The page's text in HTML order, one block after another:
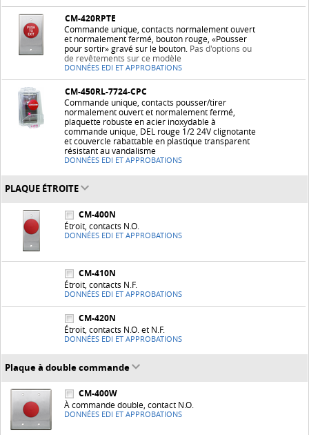
CM-420RPTE
Commande unique, contacts normalement ouvert
et normalement fermé, bouton rouge, «Pousser
pour sortir» gravé sur le bouton. Pas d'options ou
de revêtements sur ce modèle
DONNÉES EDI ET APPROBATIONS
CM-450RL-7724-CPC
Commande unique, contacts pousser/tirer
normalement ouvert et normalement fermé,
plaquette robuste en acier inoxydable à
commande unique, DEL rouge 1/2 24V clignotante
et couvercle rabattable en plastique transparent
résistant au vandalisme
DONNÉES EDI ET APPROBATIONS
PLAQUE ÉTROITE
CM-400N
Étroit, contacts N.O.
DONNÉES EDI ET APPROBATIONS
CM-410N
Étroit, contacts N.F.
DONNÉES EDI ET APPROBATIONS
CM-420N
Étroit, contacts N.O. et N.F.
DONNÉES EDI ET APPROBATIONS
Plaque à double commande
CM-400W
À commande double, contact N.O.
DONNÉES EDI ET APPROBATIONS